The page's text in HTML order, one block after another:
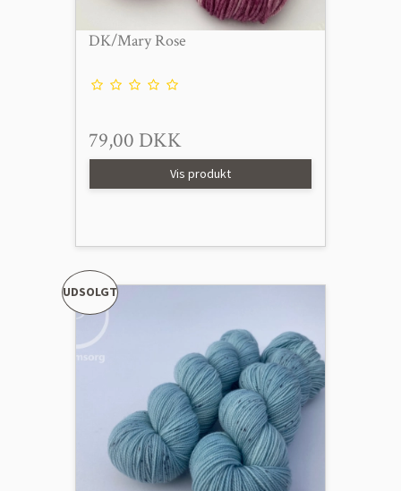
DK/Mary Rose
79,00 DKK
Vis produkt
UDSOLGT